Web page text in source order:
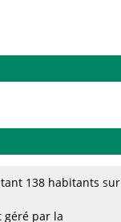
138 habitants sur
géré par la